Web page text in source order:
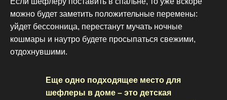
можно будет заметить положительные перемены:
уйдет бессонница, перестанут мучать ночные
кошмары и наутро будете просыпаться свежими,
отдохнувшими.
Еще одно подходящее место для
шефлеры в доме – это детская